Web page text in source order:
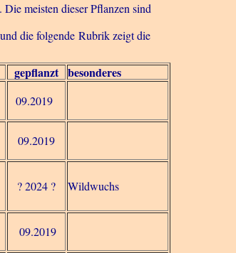
meisten dieser Pflanzen sind
die folgende Rubrik zeigt die
gepflanzt besonderes
09.2019
09.2019
? 2024 ? Wildwuchs
09.2019